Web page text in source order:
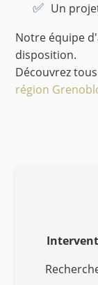
Un
Notre équipe
disposition.
Découvrez
région